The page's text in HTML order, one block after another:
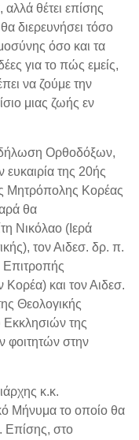
θέτει επίσης
διερευνήσει τόσο
όσο και τα
για το πώς εμείς,
να ζούμε την
μιας ζωής εν
Ορθοδόξων,
της 20ής
Μητρόπολης Κορέας
θα
Νικόλαο (Ιερά
τον Αιδεσ. δρ. π.
και τον Αιδεσ.
Θεολογικής
Εκκλησιών της
φοιτητών στην
κ.κ.
Μήνυμα το οποίο θα
Επίσης, στο